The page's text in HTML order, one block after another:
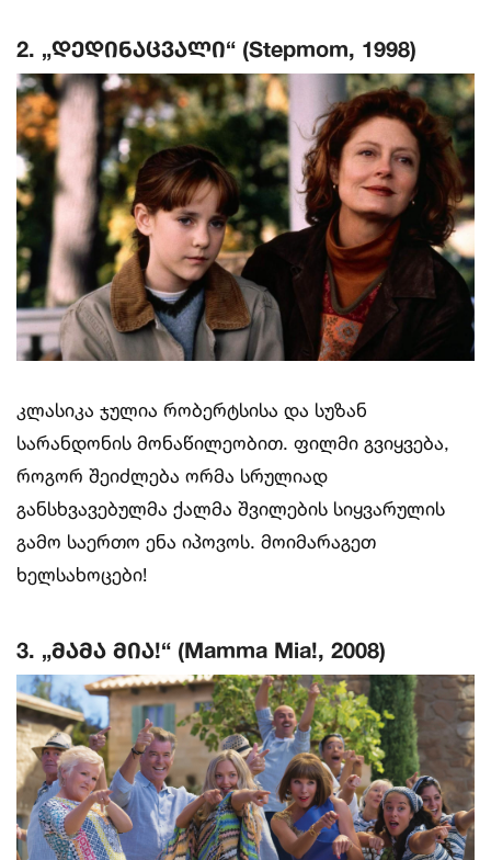
2. „დედინაცვალი“ (Stepmom, 1998)
კლასიკა ჯულია რობერტსისა და სუზან
სარანდონის მონაწილეობით. ფილმი გვიყვება,
როგორ შეიძლება ორმა სრულიად
განსხვავებულმა ქალმა შვილების სიყვარულის
გამო საერთო ენა იპოვოს. მოიმარაგეთ
ხელსახოცები!
3. „მამა მია!“ (Mamma Mia!, 2008)